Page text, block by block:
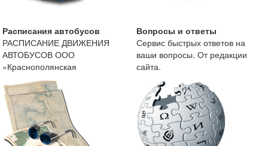
Расписания автобусов
РАСПИСАНИЕ ДВИЖЕНИЯ
АВТОБУСОВ ООО
«Краснополянская
автоколонна» с 13 мая 2019
Вопросы и ответы
Сервис быстрых ответов на
ваши вопросы. От редакции
сайта.